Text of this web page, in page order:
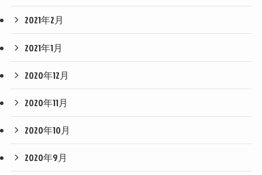
2021年2月
2021年1月
2020年12月
2020年11月
2020年10月
2020年9月